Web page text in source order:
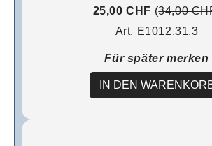
25,00 CHF (34,00
Art. E1012.31.3
Für später merken
IN DEN